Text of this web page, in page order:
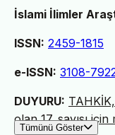
İslami İlimler
ISSN: 2459-1815
e-ISSN: 3108-
DUYURU:
olan 17. sayısı
Tümünü Göster